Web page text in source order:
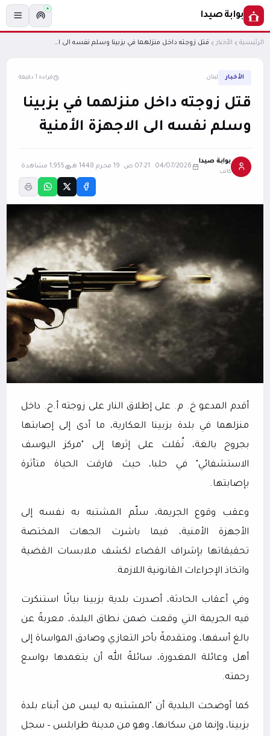
بوابة صيدا
الرئيسية الأخبار قتل زوجته داخل منزلهما في بزبينا وسلم نفسه الى الاجهزة الأمنية
الأخبار لبنان قراءة 1 دقيقة
قتل زوجته داخل منزلهما في بزبينا
وسلم نفسه الى الاجهزة الأمنية
بوابة صيدا
كاتب
04/07/2026 07:21 ص 19 محرم 1448 هـ 1,955 مشاهدة
أقدم المدعو خ. م. على إطلاق النار على زوجته أ.ح. داخل
منزلهما في بلدة بزبينا العكارية، ما أدى إلى إصابتها
بجروح بالغة، نُقلت على إثرها إلى "مركز اليوسف
الاستشفائي" في حلبا، حيث فارقت الحياة متأثرة
بإصابتها.
وعقب وقوع الجريمة، سلّم المشتبه به نفسه إلى
الأجهزة الأمنية، فيما باشرت الجهات المختصة
تحقيقاتها بإشراف القضاء لكشف ملابسات القضية
واتخاذ الإجراءات القانونية اللازمة.
وفي أعقاب الحادثة، أصدرت بلدية بزبينا بيانًا استنكرت
فيه الجريمة التي وقعت ضمن نطاق البلدة، معربةً عن
بالغ أسفها، ومتقدمةً بأحر التعازي وصادق المواساة إلى
أهل وعائلة المغدورة، سائلةً الله أن يتغمدها بواسع
رحمته.
كما أوضحت البلدية أن "المشتبه به ليس من أبناء بلدة
بزبينا، وإنما من سكانها، وهو من مدينة طرابلس – سجل